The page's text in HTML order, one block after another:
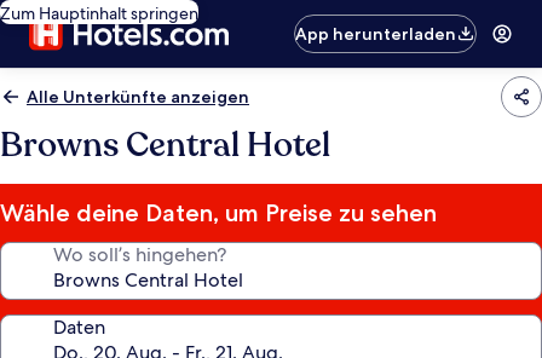
Zum Hauptinhalt springen
App herunterladen
Alle Unterkünfte anzeigen
Browns Central Hotel
Wähle deine Daten, um Preise zu sehen
Wo soll’s hingehen?
Daten